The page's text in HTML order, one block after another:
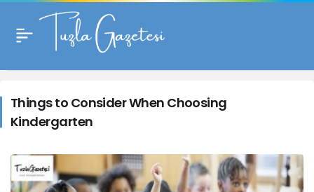
Things
to
When
Things to Consider When Choosing
Kindergarten